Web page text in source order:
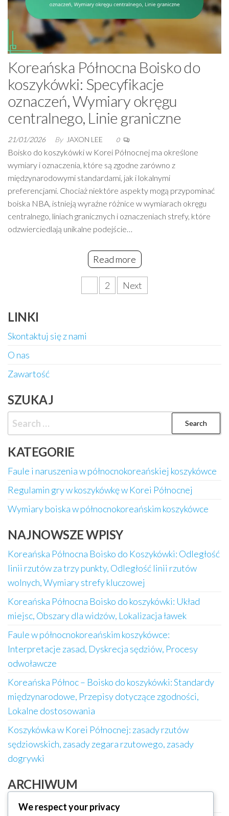
Koreańska Północna Boisko do
koszykówki: Specyfikacje
oznaczeń, Wymiary okręgu
centralnego, Linie graniczne
21/01/2026 By JAXON LEE 0
Boisko do koszykówki w Korei Północnej ma określone
wymiary i oznaczenia, które są zgodne zarówno z
międzynarodowymi standardami, jak i lokalnymi
preferencjami. Chociaż niektóre aspekty mogą przypominać
boiska NBA, istnieją wyraźne różnice w wymiarach okręgu
centralnego, liniach granicznych i oznaczeniach strefy, które
odzwierciedlają unikalne podejście…
Read more
2 Next
LINKI
Skontaktuj się z nami
O nas
Zawartość
SZUKAJ
Search
for:
KATEGORIE
Faule i naruszenia w północnokoreańskiej koszykówce
Regulamin gry w koszykówkę w Korei Północnej
Wymiary boiska w północnokoreańskim koszykówce
NAJNOWSZE WPISY
Koreańska Północna Boisko do Koszykówki: Odległość
linii rzutów za trzy punkty, Odległość linii rzutów
wolnych, Wymiary strefy kluczowej
Koreańska Północna Boisko do koszykówki: Układ
miejsc, Obszary dla widzów, Lokalizacja ławek
Faule w północnokoreańskim koszykówce:
Interpretacje zasad, Dyskrecja sędziów, Procesy
odwoławcze
Koreańska Północ – Boisko do koszykówki: Standardy
międzynarodowe, Przepisy dotyczące zgodności,
Lokalne dostosowania
Koszykówka w Korei Północnej: zasady rzutów
sędziowskich, zasady zegara rzutowego, zasady
dogrywki
ARCHIWUM
February 2026
We respect your privacy